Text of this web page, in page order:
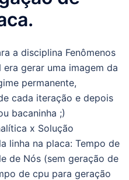
a disciplina Fenômenos
gerar uma imagem da
permanente,
cada iteração e depois
bacaninha ;)
x Solução
linha na placa: Tempo de
de Nós (sem geração de
de cpu para geração